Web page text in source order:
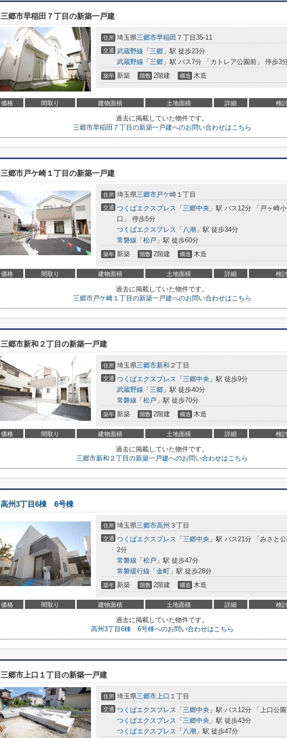
三郷市早稲田７丁目の新築一戸建
住所 埼玉県三郷市早稲田 ７丁目35-11
交通 武蔵野線 「 三郷 」駅 徒歩23分
武蔵野線 「 三郷 」駅 バス7分 「カトレア公園前」 停歩3
築年 新築 階数 2階建 構造 木造
価格 間取り 建物面積 土地面積 詳細 検
過去に掲載していた物件です。
三郷市早稲田７丁目の新築一戸建へのお問い合わせはこちら
三郷市戸ケ崎１丁目の新築一戸建
住所 埼玉県三郷市戸ケ崎 １丁目
交通 つくばエクスプレス 「 三郷中央 」駅 バス12分 「戸ヶ崎
口」 停歩5分
つくばエクスプレス 「 八潮 」駅 徒歩34分
常磐線 「 松戸 」駅 徒歩60分
築年 新築 階数 2階建 構造 木造
価格 間取り 建物面積 土地面積 詳細 検
過去に掲載していた物件です。
三郷市戸ケ崎１丁目の新築一戸建へのお問い合わせはこちら
三郷市新和２丁目の新築一戸建
住所 埼玉県三郷市新和 ２丁目
交通 つくばエクスプレス 「 三郷中央 」駅 徒歩9分
武蔵野線 「 三郷 」駅 徒歩40分
常磐線 「 松戸 」駅 徒歩70分
築年 新築 階数 2階建 構造 木造
価格 間取り 建物面積 土地面積 詳細 検
過去に掲載していた物件です。
三郷市新和２丁目の新築一戸建へのお問い合わせはこちら
高州3丁目6棟 6号棟
住所 埼玉県三郷市高州 ３丁目
交通 つくばエクスプレス 「 三郷中央 」駅 バス21分 「みさと
2分
常磐線 「 松戸 」駅 徒歩47分
常磐緩行線 「 金町 」駅 徒歩28分
築年 新築 階数 2階建 構造 木造
価格 間取り 建物面積 土地面積 詳細 検
過去に掲載していた物件です。
高州3丁目6棟 6号棟へのお問い合わせはこちら
三郷市上口１丁目の新築一戸建
住所 埼玉県三郷市上口 １丁目
交通 つくばエクスプレス 「 三郷中央 」駅 バス12分 「上口公
つくばエクスプレス 「 三郷中央 」駅 徒歩43分
つくばエクスプレス 「 八潮 」駅 徒歩47分